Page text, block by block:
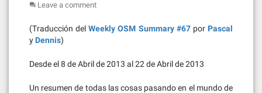
Leave a comment
(Traducción delWeekly OSM Summary #67por Pascal
y Dennis)
Desde el 8 de Abril de 2013 al 22 de Abril de 2013
Un resumen de todas las cosas pasando en el mundo de